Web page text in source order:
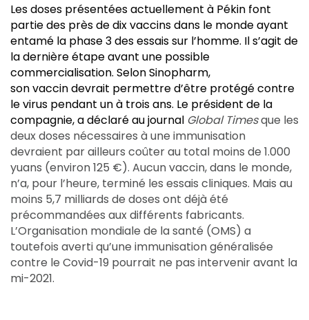
Les doses présentées actuellement à Pékin font
partie des près de dix vaccins dans le monde ayant
entamé la phase 3 des essais sur l’homme. Il s’agit de
la dernière étape avant une possible
commercialisation. Selon Sinopharm,
son vaccin devrait permettre d’être protégé contre
le virus pendant un à trois ans. Le président de la
compagnie, a déclaré au journal Global Timesque les
deux doses nécessaires à une immunisation
devraient par ailleurs coûter au total moins de 1.000
yuans (environ 125 €). Aucun vaccin, dans le monde,
n’a, pour l’heure, terminé les essais cliniques. Mais au
moins 5,7 milliards de doses ont déjà été
précommandées aux différents fabricants.
L’Organisation mondiale de la santé (OMS) a
toutefois averti qu’une immunisation généralisée
contre le Covid-19 pourrait ne pas intervenir avant la
mi-2021.